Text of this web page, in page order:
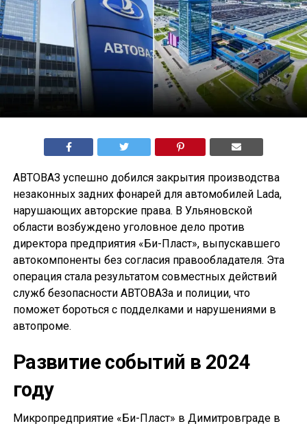
АВТОВАЗ успешно добился закрытия производства
незаконных задних фонарей для автомобилей Lada,
нарушающих авторские права. В Ульяновской
области возбуждено уголовное дело против
директора предприятия «Би-Пласт», выпускавшего
автокомпоненты без согласия правообладателя. Эта
операция стала результатом совместных действий
служб безопасности АВТОВАЗа и полиции, что
поможет бороться с подделками и нарушениями в
автопроме.
Развитие событий в 2024
году
Микропредприятие «Би-Пласт» в Димитровграде в